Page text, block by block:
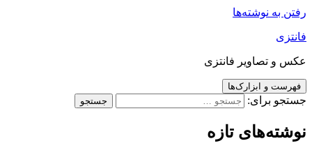
رفتن به نوشته‌ها
فانتزی
عکس و تصاویر فانتزی
فهرست و ابزارک‌ها
جستجو برای:
نوشته‌های تازه